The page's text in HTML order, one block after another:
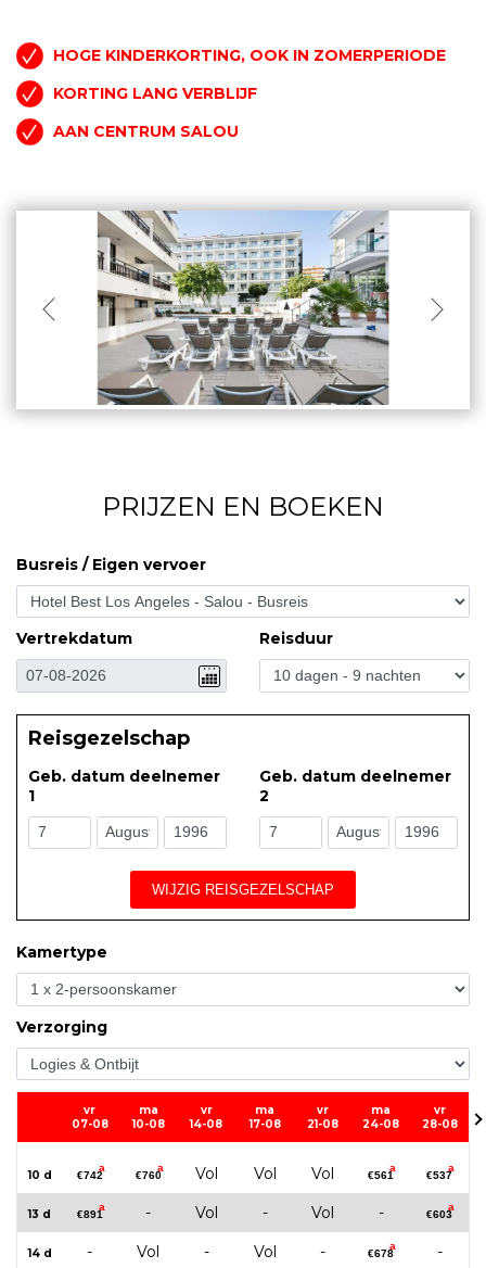
HOGE KINDERKORTING, OOK IN ZOMERPERIODE
KORTING LANG VERBLIJF
AAN CENTRUM SALOU
PRIJZEN EN BOEKEN
Busreis / Eigen vervoer
Vertrekdatum Reisduur
Reisgezelschap
Geb. datum deelnemer
1
Geb. datum deelnemer
2
WIJZIG REISGEZELSCHAP
Kamertype
Verzorging
vr
07-08
ma
10-08
vr
14-08
ma
17-08
vr
21-08
ma
24-08
vr
28-08
10 d €742
a
€760
a Vol Vol Vol €561
a
€537
a
13 d €891
a - Vol - Vol - €603
a
14 d - Vol - Vol - €678
a -